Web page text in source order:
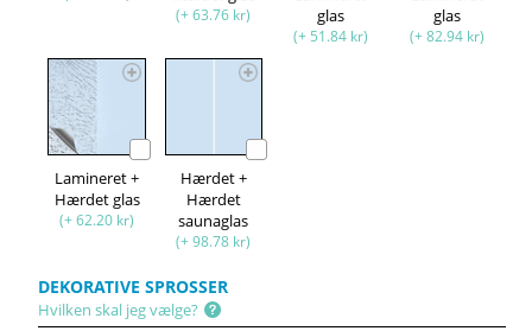
(+ 63.76 kr)
glas
(+ 51.84 kr)
glas
(+ 82.94 kr)
Lamineret +
Hærdet glas
(+ 62.20 kr)
Hærdet +
Hærdet
saunaglas
(+ 98.78 kr)
DEKORATIVE SPROSSER
Hvilken skal jeg vælge?